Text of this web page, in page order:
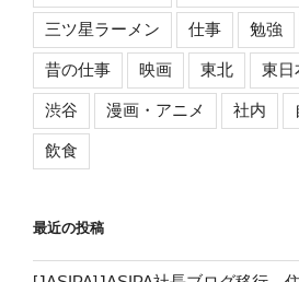
三ツ星ラーメン 仕事 勉強
昔の仕事 映画 東北 東日
渋谷 漫画・アニメ 社内
飲食
最近の投稿